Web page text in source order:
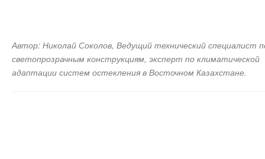
Автор: Николай Соколов, Ведущий технический специалист
светопрозрачным конструкциям, эксперт по климатической
адаптации систем остекления в Восточном Казахстане.